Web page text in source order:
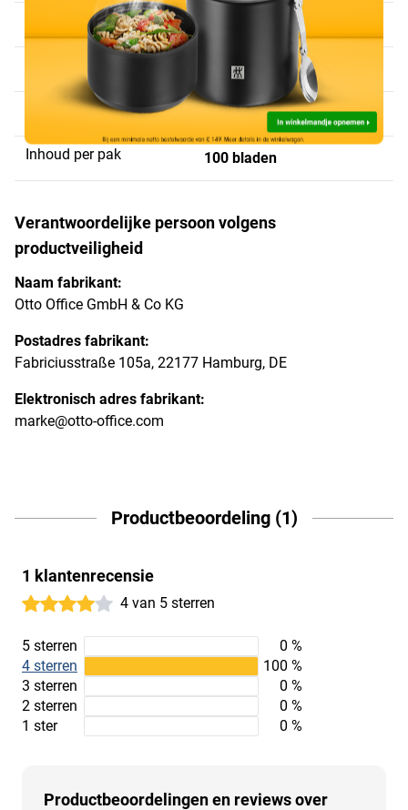
300 µm
Oppervlak helder
Inhoud per pak 100 bladen
Verantwoordelijke persoon volgens
productveiligheid
Naam fabrikant:
Otto Office GmbH & Co KG
Postadres fabrikant:
Fabriciusstraße 105a, 22177 Hamburg, DE
Elektronisch adres fabrikant:
marke@otto-office.com
Productbeoordeling (1)
1 klantenrecensie
4 van 5 sterren
5 sterren
0 %
4 sterren
100 %
3 sterren
0 %
2 sterren
0 %
1 ster
0 %
Productbeoordelingen en reviews over